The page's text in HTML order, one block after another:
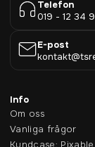
Telefon
019 - 12 34
E-post
Info
Om oss
Vanliga frågor
Kundcase: Pixable